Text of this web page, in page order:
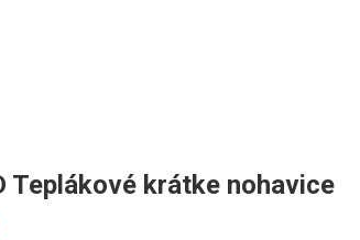
Teplákové krátke nohavice